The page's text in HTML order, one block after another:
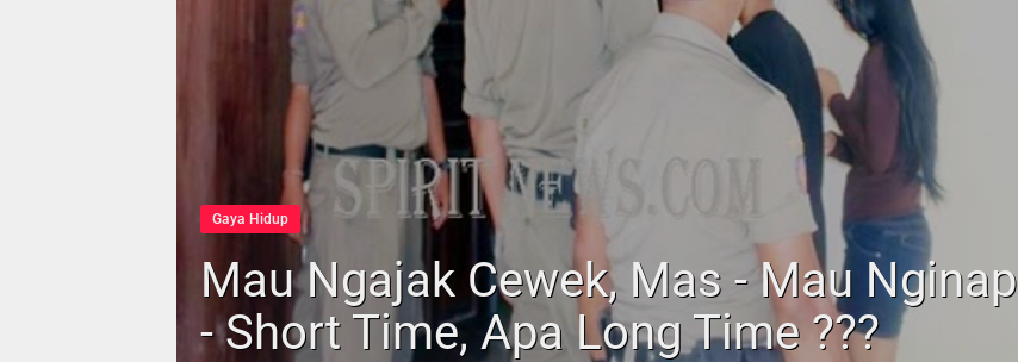
Gaya Hidup
Mau Ngajak Cewek, Mas - Mau Nginap
- Short Time, Apa Long Time ???